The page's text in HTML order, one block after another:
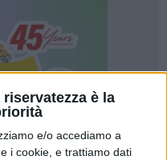
è la
e/o accediamo a
i cookie, e trattiamo dati